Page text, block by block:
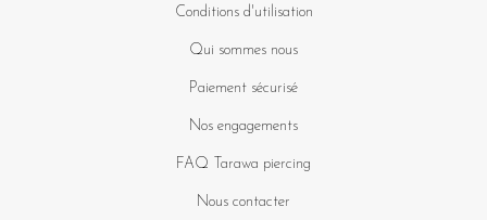
Conditions d'utilisation
Qui sommes nous
Paiement sécurisé
Nos engagements
FAQ Tarawa piercing
Nous contacter